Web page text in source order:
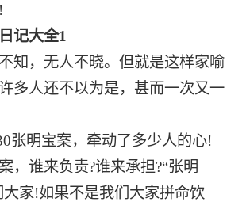
记大全1
知，无人不晓。但就是这样家喻
多人还不以为是，甚而一次又一
张明宝案，牵动了多少人的心!
，谁来负责?谁来承担?“张明
家!如果不是我们大家拼命饮